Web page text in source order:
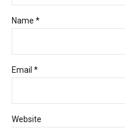
Name *
Email *
Website